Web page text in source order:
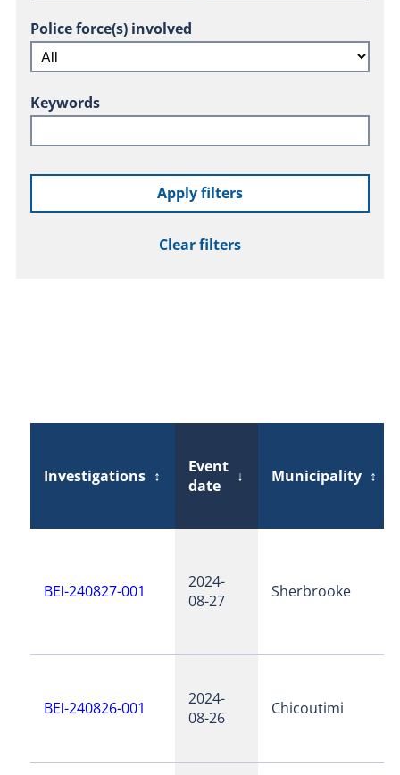
Police force(s) involved
Keywords
Apply filters
Clear filters
Investigations ↕
Event
date
↓ Municipality ↕
BEI-240827-001
2024-
08-27
Sherbrooke
BEI-240826-001
2024-
08-26
Chicoutimi